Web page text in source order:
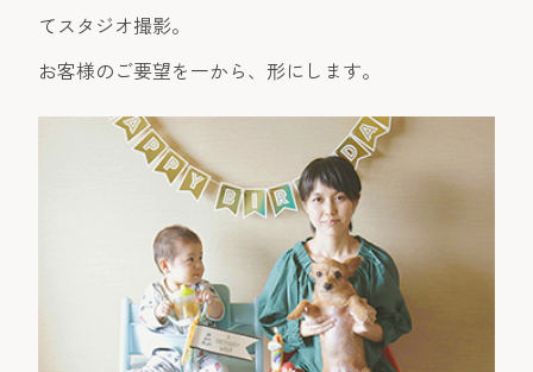
てスタジオ撮影。
お客様のご要望を一から、形にします。